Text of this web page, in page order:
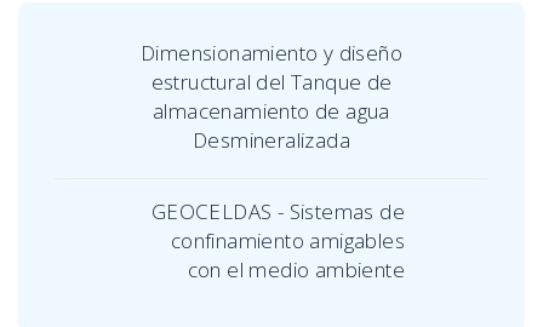
Dimensionamiento y diseño
estructural del Tanque de
almacenamiento de agua
Desmineralizada
GEOCELDAS - Sistemas de
confinamiento amigables
con el medio ambiente